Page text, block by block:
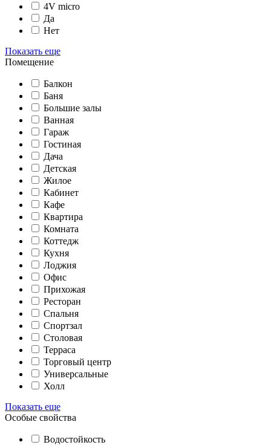
4V micro
Да
Нет
Показать еще
Помещение
Балкон
Баня
Большие залы
Ванная
Гараж
Гостиная
Дача
Детская
Жилое
Кабинет
Кафе
Квартира
Комната
Коттедж
Кухня
Лоджия
Офис
Прихожая
Ресторан
Спальня
Спортзал
Столовая
Терраса
Торговый центр
Универсальные
Холл
Показать еще
Особые свойства
Водостойкость